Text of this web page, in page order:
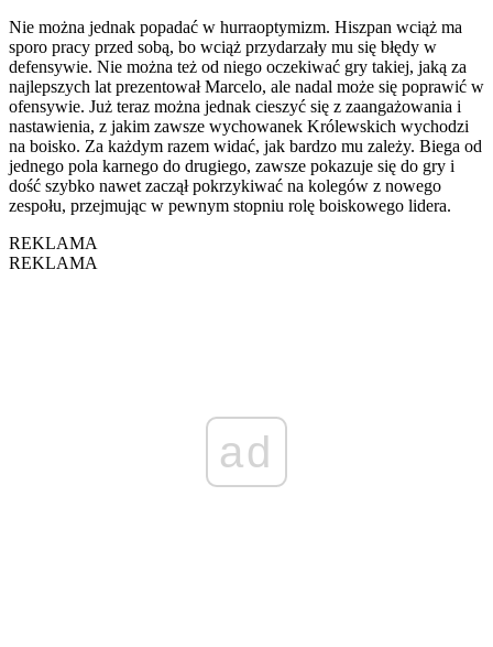
Nie można jednak popadać w hurraoptymizm. Hiszpan wciąż ma
sporo pracy przed sobą, bo wciąż przydarzały mu się błędy w
defensywie. Nie można też od niego oczekiwać gry takiej, jaką za
najlepszych lat prezentował Marcelo, ale nadal może się poprawić w
ofensywie. Już teraz można jednak cieszyć się z zaangażowania i
nastawienia, z jakim zawsze wychowanek Królewskich wychodzi
na boisko. Za każdym razem widać, jak bardzo mu zależy. Biega od
jednego pola karnego do drugiego, zawsze pokazuje się do gry i
dość szybko nawet zaczął pokrzykiwać na kolegów z nowego
zespołu, przejmując w pewnym stopniu rolę boiskowego lidera.
REKLAMA
REKLAMA
ad